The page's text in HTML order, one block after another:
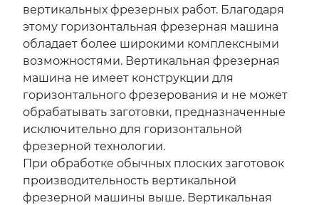
вертикальных фрезерных работ. Благодаря
этому горизонтальная фрезерная машина
обладает более широкими комплексными
возможностями. Вертикальная фрезерная
машина не имеет конструкции для
горизонтального фрезерования и не может
обрабатывать заготовки, предназначенные
исключительно для горизонтальной
фрезерной технологии.
При обработке обычных плоских заготовок
производительность вертикальной
фрезерной машины выше. Вертикальная